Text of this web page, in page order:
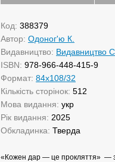
Код: 388379
Автор: Одоног'ю К.
Видавництво: Видавництво
ISBN: 978-966-448-415-9
Формат: 84х108/32
Кількість сторінок: 512
Мова видання: укр
Рік видання: 2025
Обкладинка: Тверда
«Кожен дар — це прокляття» —